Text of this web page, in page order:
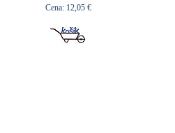
Cena: 12,05 €